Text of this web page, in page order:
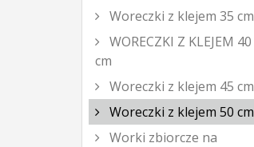
Woreczki z klejem 35 cm
WORECZKI Z KLEJEM 40
cm
Woreczki z klejem 45 cm
Woreczki z klejem 50 cm
Worki zbiorcze na